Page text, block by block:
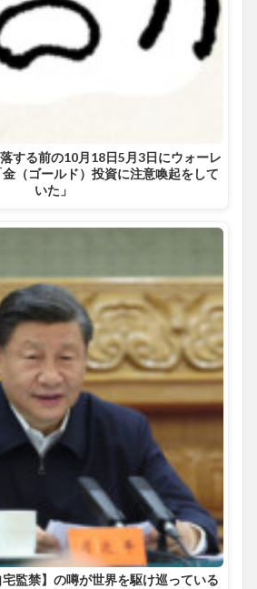
する前の10月18日5月3日にウォーレ
（ゴールド）投資に注意喚起をして
いた」
宅監禁】の噂が世界を駆け巡っている